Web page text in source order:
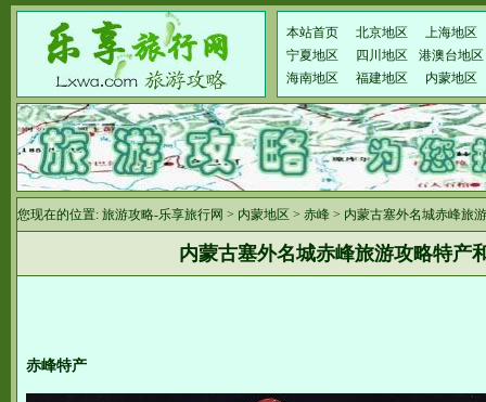
本站首页 北京地区
上海地区
宁夏地区
四川地区
港澳台地区
海南地区
福建地区 内蒙地区
您现在的位置: 旅游攻略-乐享旅行网 > 内蒙地区 > 赤峰 > 内蒙古塞外名城赤峰旅
内蒙古塞外名城赤峰旅游攻略特产
赤峰特产